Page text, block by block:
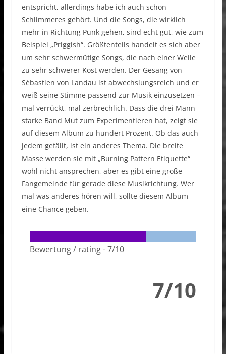
entspricht, allerdings habe ich auch schon
Schlimmeres gehört. Und die Songs, die wirklich
mehr in Richtung Punk gehen, sind echt gut, wie zum
Beispiel „Priggish“. Größtenteils handelt es sich aber
um sehr schwermütige Songs, die nach einer Weile
zu sehr schwerer Kost werden. Der Gesang von
Sébastien von Landau ist abwechslungsreich und er
weiß seine Stimme passend zur Musik einzusetzen –
mal verrückt, mal zerbrechlich. Dass die drei Mann
starke Band Mut zum Experimentieren hat, zeigt sie
auf diesem Album zu hundert Prozent. Ob das auch
jedem gefällt, ist ein anderes Thema. Die breite
Masse werden sie mit „Burning Pattern Etiquette“
wohl nicht ansprechen, aber es gibt eine große
Fangemeinde für gerade diese Musikrichtung. Wer
mal was anderes hören will, sollte diesem Album
eine Chance geben.
Bewertung / rating -7/10
7/10